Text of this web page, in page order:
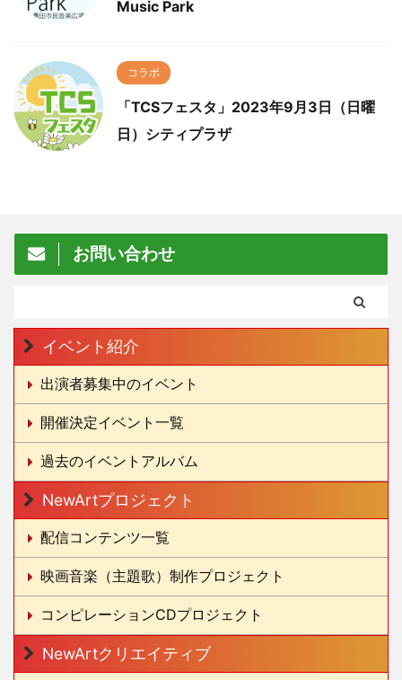
Music Park
コラボ
「TCSフェスタ」2023年9月3日（日曜
日）シティプラザ
お問い合わせ
イベント紹介
出演者募集中のイベント
開催決定イベント一覧
過去のイベントアルバム
NewArtプロジェクト
配信コンテンツ一覧
映画音楽（主題歌）制作プロジェクト
コンピレーションCDプロジェクト
NewArtクリエイティブ